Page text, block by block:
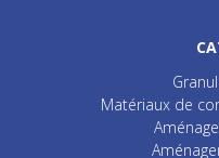
Matériaux de